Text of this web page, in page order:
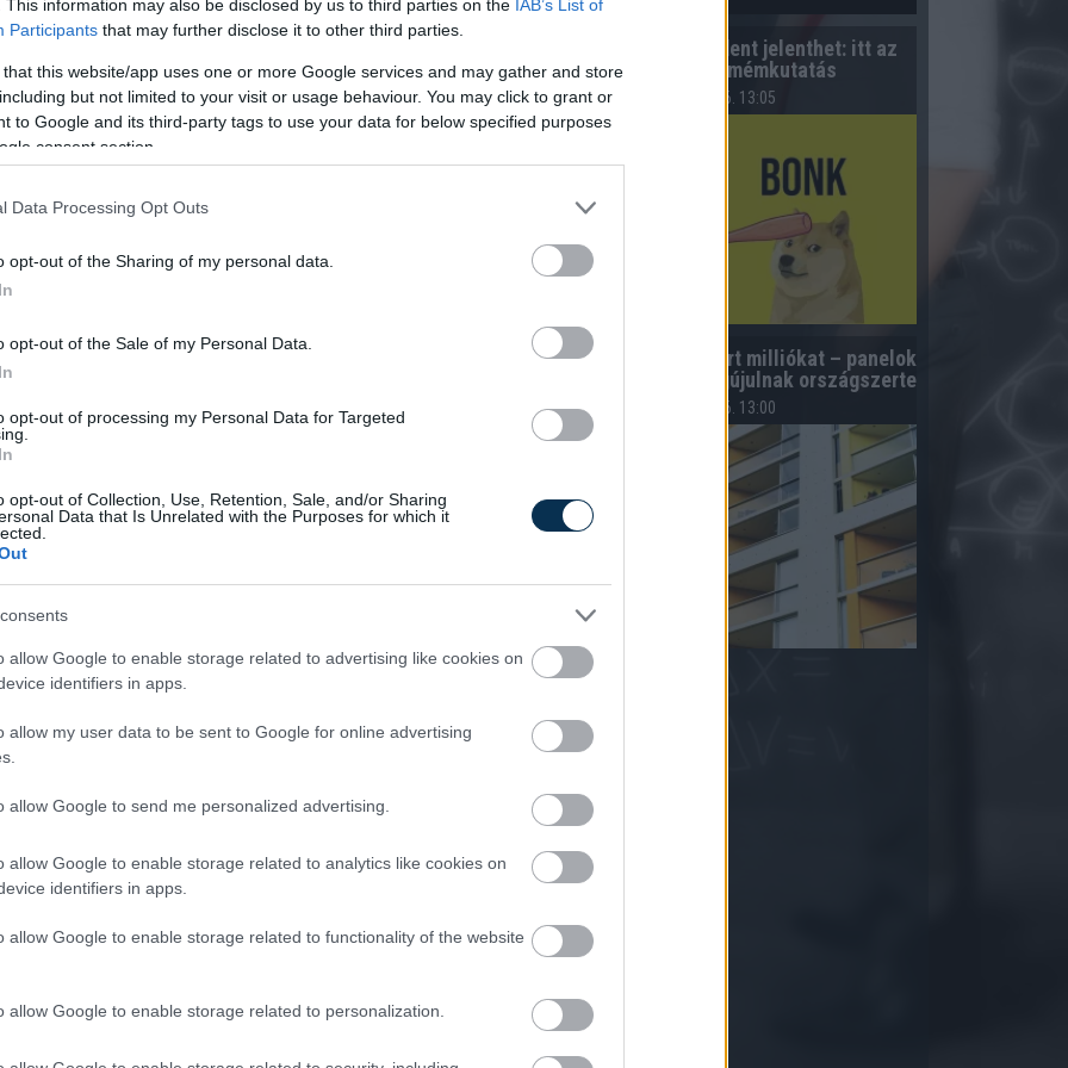
This information may also be disclosed by us to third parties on the IAB’s List of
Participants that may further disclose it to other third parties.
that this website/app uses one or more Google services and may gather and store
but not limited to your visit or usage behaviour. You may click to grant or
to Google and its third-party tags to use your data for below specified purposes
consent section.
Data Processing Opt Outs
opt-out of the Sharing of my personal data.
opt-out of the Sale of my Personal Data.
opt-out of processing my Personal Data for Targeted
opt-out of Collection, Use, Retention, Sale, and/or Sharing
Data that Is Unrelated with the Purposes for which it
allow Google to enable storage related to advertising like cookies on
identifiers in apps.
allow my user data to be sent to Google for online advertising
allow Google to send me personalized advertising.
allow Google to enable storage related to analytics like cookies on
identifiers in apps.
allow Google to enable storage related to functionality of the website
allow Google to enable storage related to personalization.
csapata?
projektben vett részt az elmúlt
különböző alkalmazási területeit
áttörés a biológiai
szerkezetének előrejelzésére képes. Ez
fejlesztését és segíthet a
intelligencia, amely a StarCraft II nevű
Az AlphaStar jelentős mérföldkő,
a játékban, amely ismert a
a Google által szolgáltatott
kifejlesztve. A projekt célja, hogy
az energiahatékonyságot azáltal,
Kiderült, mennyi mindent jelenthet: itt az
első országos mémkutatás
2026.08.06. 13:05
Húsz lakóközösség nyert milliókat – panelok
és téglaépületek is megújulnak országszerte
2026.08.06. 13:00